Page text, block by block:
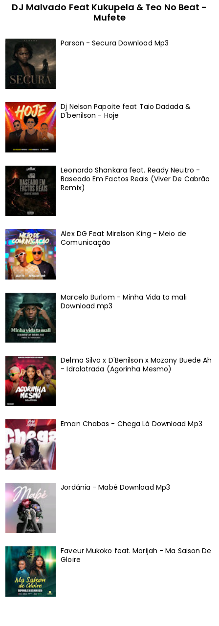
DJ Malvado Feat Kukupela & Teo No Beat -
Mufete
Parson - Secura Download Mp3
Dj Nelson Papoite feat Taio Dadada &
D'benilson - Hoje
Leonardo Shankara feat. Ready Neutro -
Baseado Em Factos Reais (Viver De Cabrão
Remix)
Alex DG Feat Mirelson King - Meio de
Comunicação
Marcelo Burlom - Minha Vida ta mali
Download mp3
Delma Silva x D'Benilson x Mozany Buede Ah
- Idrolatrada (Agorinha Mesmo)
Eman Chabas - Chega Lá Download Mp3
Jordânia - Mabé Download Mp3
Faveur Mukoko feat. Morijah - Ma Saison De
Gloire